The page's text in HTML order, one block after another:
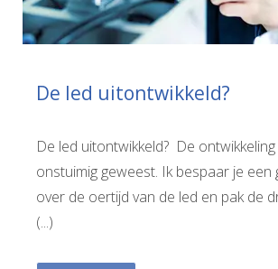
De led uitontwikkeld?
De led uitontwikkeld? De
onstuimig geweest. Ik bespaar je een
over de oertijd van de led en pak de
(...)